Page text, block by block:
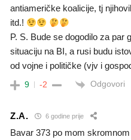
antiameričke koalicije, tj
itd.!
P. S. Bude se dogodilo za par
situaciju na BI, a rusi budu
od vojne i političke (vjv i
9 -2 Odgovori
Z.A. 6 godine prije
Bavar 373 po mom